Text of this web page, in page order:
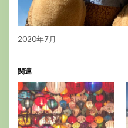
2020年7月
関連